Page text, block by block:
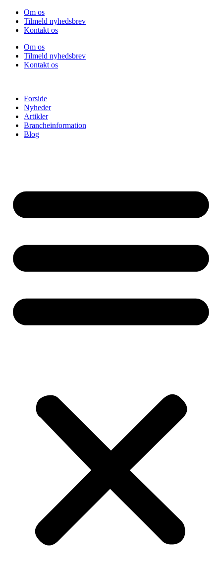
Videre
indhold
Om os
Tilmeld nyhedsbrev
Kontakt os
Om os
Tilmeld nyhedsbrev
Kontakt os
Forside
Nyheder
Artikler
Brancheinformation
Blog